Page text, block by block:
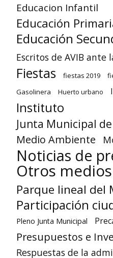
Educacion Infantil
Educación
Educación
Escritos de AVIB ante
Fiestas fiestas 2019
Gasolinera
Huerto urbano
Instituto
Junta Municipal
Medio Ambiente
Noticias de
Otros medios
Parque lineal del
Participación
Pleno Junta Municipal
Presupuestos e
Respuestas de la